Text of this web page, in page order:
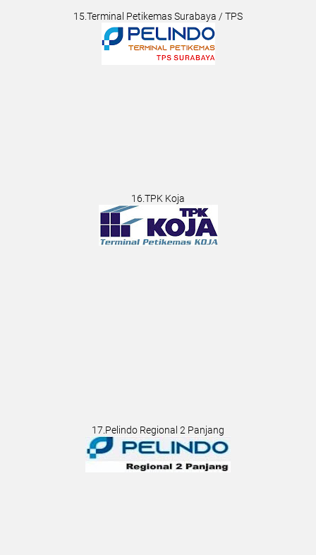
15.Terminal Petikemas Surabaya / TPS
16.TPK Koja
17.Pelindo Regional 2 Panjang